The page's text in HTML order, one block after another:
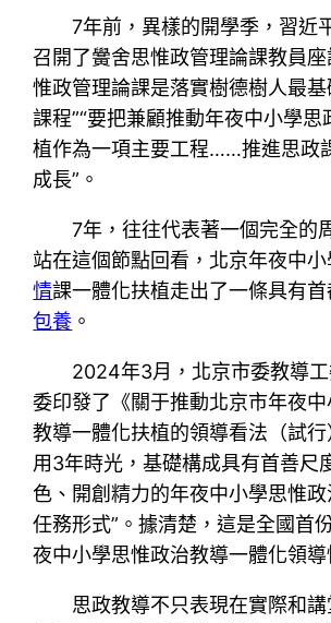
7年前，異樣的開學季，習近
召開了黌舍思惟政管理論課教員座
惟政管理論課是落實樹德樹人最
課程”“要把兼顧推動年夜中小學思
植作為一項主要工程……推進思政
成長”。
7年，往往代表著一個完全的
站在這個節點回看，北京年夜中
情課一體化扶植走出了一條具有
包養 。
2024年3月，北京市委教導
委印發了《關于推動北京市年夜
教導一體化扶植的領導看法（試
用3年時光，基礎構成具有首善尺
色、開創精力的年夜中小學思惟
任務形式”。據清楚，這是全國首
夜中小學思惟政治教導一體化領導
思政教導不只表現在實際和